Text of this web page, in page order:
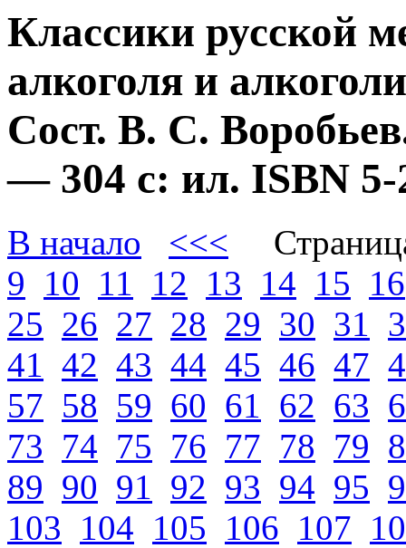
Классики русской
алкоголя и
Сост. В. С.
— 304 с: ил. ISBN
В начало <<<
9 10 11 12 13 14 15 16
25 26 27 28 29 30 31
41 42 43 44 45 46 47
57 58 59 60 61 62 63
73 74 75 76 77 78 79
89 90 91 92 93 94 95
103 104 105 106 107